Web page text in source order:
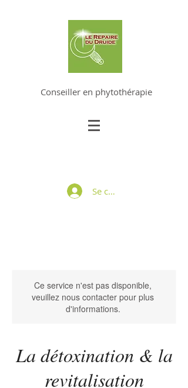
Conseiller en phytothérapie
Se connecter
Ce service n'est pas disponible,
veuillez nous contacter pour plus
d'informations.
La détoxination & la
revitalisation